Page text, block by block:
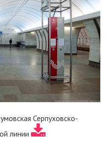
Серпуховско-
линии